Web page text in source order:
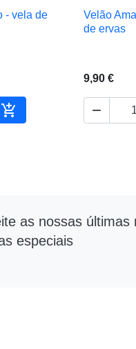
- vela de

Adicionar ao carrinho
Velão
de ervas
9,90 €

as nossas últimas
especiais